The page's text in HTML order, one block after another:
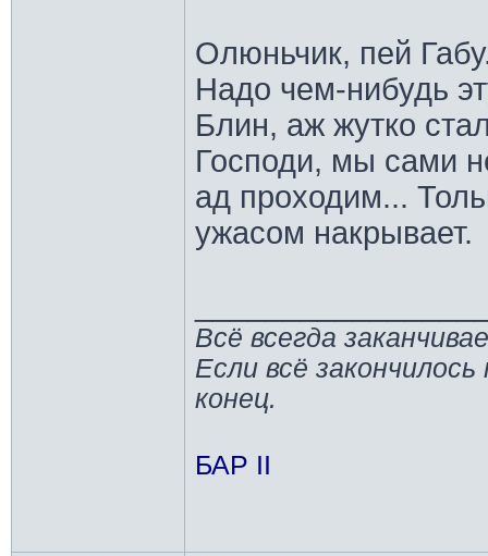
Олюньчик, пей
Надо чем-нибудь
Блин, аж жутко
Господи, мы сами
ад проходим...
ужасом накрывает.
Всё всегда
Если всё
конец.
БАР II